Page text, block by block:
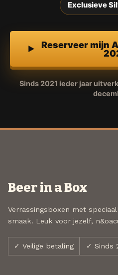
Exclusieve
Reserveer mijn
Sinds 2021 ieder jaar
Beer in a Box
Verrassingsboxen met
smaak. Leuk voor jezelf,
✓ Veilige betaling ✓ Sinds